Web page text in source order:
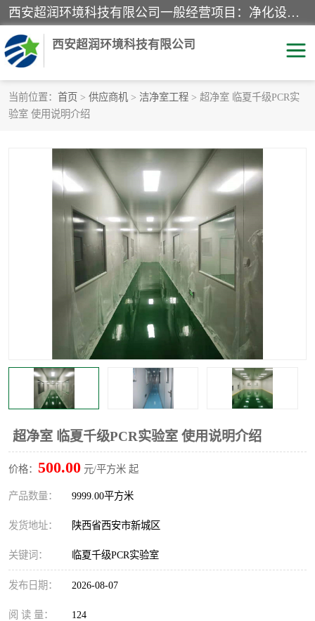
西安超润环境科技有限公司一般经营项目：净化设备、厨房设备、五金机电设备、不锈钢制品、彩钢夹心板、水处理设备的研发、销售；空气净化设备、办公设备、通风设备、建筑材料、金属材料的销售；净化工程、钢结构工程、机电设备工程的设计与施工及技术咨询服务；货物及技术的进出口的业务经营。
西安超润环境科技有限公司
当前位置： 首页 > 供应商机 > 洁净室工程 > 超净室 临夏千级PCR实
验室 使用说明介绍
超净室 临夏千级PCR实验室 使用说明介绍
价格： 500.00 元/平方米 起
产品数量： 9999.00平方米
发货地址： 陕西省西安市新城区
关键词： 临夏千级PCR实验室
发布日期： 2026-08-07
阅 读 量： 124
洁净手术室
粉尘废气净化 洁净室工程
净化车间工程 GMP车间